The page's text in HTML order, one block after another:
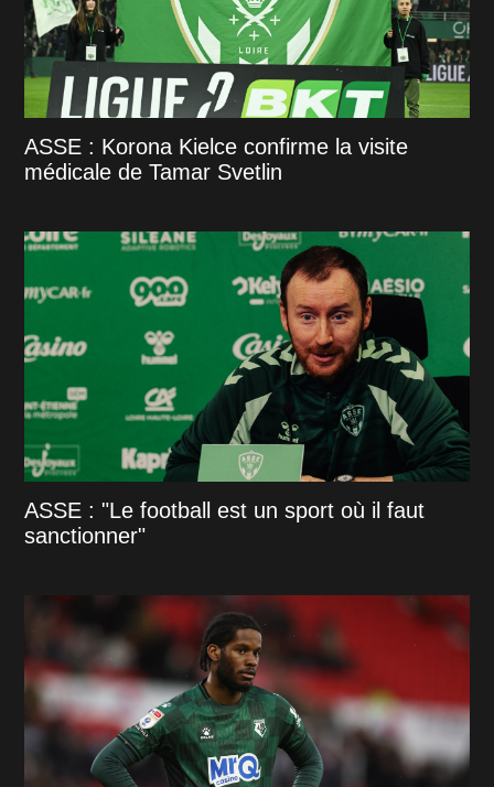
ASSE : Korona Kielce confirme la visite
médicale de Tamar Svetlin
ASSE : "Le football est un sport où il faut
sanctionner"